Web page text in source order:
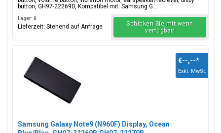
button, GH97-22269D, Kompatibel mit: Samsung G...
Lager: 0
Lieferzeit: Stehend auf Anfrage
Schicken Sie mir wenn
verfügbar!
Samsung Galaxy Note9 (N960F) Display, Ocean
€--,--*
Exkl. MwSt.